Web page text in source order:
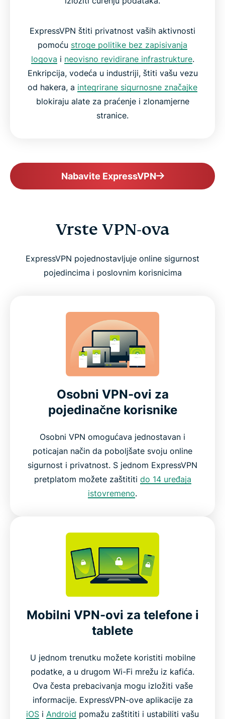
ExpressVPN štiti privatnost vaših aktivnosti
pomoću stroge politike bez zapisivanja
logova i neovisno revidirane infrastrukture.
Enkripcija, vodeća u industriji, štiti vašu vezu
od hakera, a integrirane sigurnosne značajke
blokiraju alate za praćenje i zlonamjerne
stranice.
Nabavite ExpressVPN
Vrste VPN-ova
ExpressVPN pojednostavljuje online sigurnost
pojedincima i poslovnim korisnicima
Osobni VPN-ovi za
pojedinačne korisnike
Osobni VPN omogućava jednostavan i
poticajan način da poboljšate svoju online
sigurnost i privatnost. S jednom ExpressVPN
pretplatom možete zaštititi do 14 uređaja
istovremeno.
Mobilni VPN-ovi za telefone i
tablete
U jednom trenutku možete koristiti mobilne
podatke, a u drugom Wi-Fi mrežu iz kafića.
Ova česta prebacivanja mogu izložiti vaše
informacije. ExpressVPN-ove aplikacije za
iOS i Android pomažu zaštititi i ustabiliti vašu